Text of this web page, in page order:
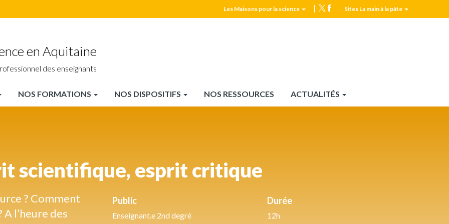
MPLS
Les Maisons pour la science Sites La main à la pâte
en Aquitaine
des enseignants
NOS FORMATIONS NOS DISPOSITIFS NOS RESSOURCES ACTUALITÉS
scientifique, esprit critique
? Comment
l’heure des
Public
Enseignant.e 2nd degré
Durée
12h